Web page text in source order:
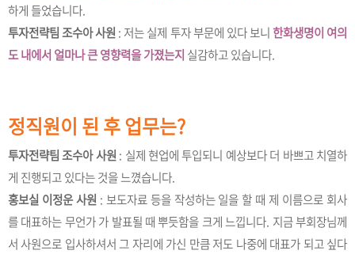
하게 들었습니다.
투자전략팀 조수아 사원 : 저는 실제 투자 부문에 있다 보니한화생명이 여의
도 내에서 얼마나 큰 영향력을 가졌는지 실감하고 있습니다.
정직원이 된 후 업무는?
투자전략팀 조수아 사원 : 실제 현업에 투입되니 예상보다 더 바쁘고 치열하
게 진행되고 있다는 것을 느꼈습니다.
홍보실 이정운 사원 : 보도자료 등을 작성하는 일을 할 때 제 이름으로 회사
를 대표하는 무언가 가 발표될 때 뿌듯함을 크게 느낍니다. 지금 부회장님께
서 사원으로 입사하셔서 그 자리에 가신 만큼 저도 나중에 대표가 되고 싶다